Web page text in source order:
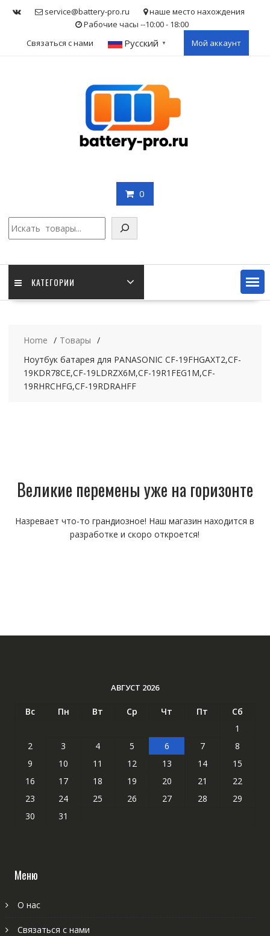
service@battery-pro.ru
наше место нахождения
Рабочие часы --10:00 - 18:00
Связаться с нами
Русский ▼ Мой аккаунт
0
КАТЕГОРИИ
Home
Товары
Ноутбук батарея для PANASONIC CF-19FHGAXT2,CF-
19KDR78CE,CF-19LDRZX6M,CF-19R1FEG1M,CF-
19RHRCHFG,CF-19RDRAHFF
Великие перемены уже на горизонте
Назревает что-то грандиозное! Наш магазин находится в
разработке и скоро откроется!
АВГУСТ 2026
Вс Пн Вт Ср Чт Пт
Сб
1
2
3 4 5 6 7
8
9
10 11 12 13 14
15
16
17 18 19 20 21
22
23
24 25 26 27 28
29
30
31
Меню
О нас
Связаться с нами